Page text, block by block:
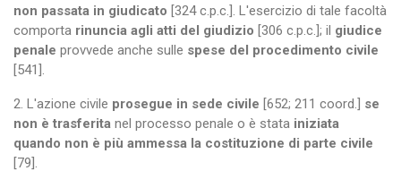
non passata in giudicato [324 c.p.c.]. L'esercizio di tale facoltà
comporta rinuncia agli atti del giudizio [306 c.p.c.]; il giudice
penale provvede anche sulle spese del procedimento civile
[541].
2. L'azione civile prosegue in sede civile [652; 211 coord.] se
non è trasferita nel processo penale o è stata iniziata
quando non è più ammessa la costituzione di parte civile
[79].